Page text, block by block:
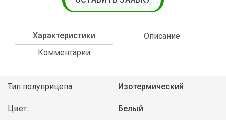
Характеристики
Описание
Комментарии
Тип полуприцепа: Изотермический
Цвет: Белый